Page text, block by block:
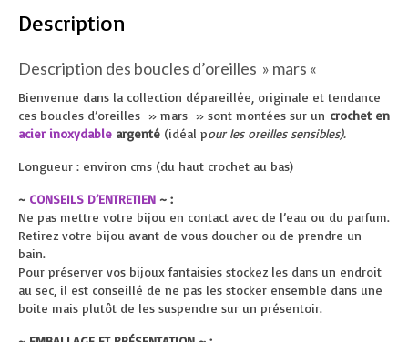
Description
Description des boucles d’oreilles » mars «
Bienvenue dans la collection dépareillée, originale et tendance
ces boucles d’oreilles » mars » sont montées sur un crochet en
acier inoxydable argenté (idéal pour les oreilles sensibles).
Longueur : environ cms (du haut crochet au bas)
~ CONSEILS D’ENTRETIEN ~ :
Ne pas mettre votre bijou en contact avec de l’eau ou du parfum.
Retirez votre bijou avant de vous doucher ou de prendre un
bain.
Pour préserver vos bijoux fantaisies stockez les dans un endroit
au sec, il est conseillé de ne pas les stocker ensemble dans une
boite mais plutôt de les suspendre sur un présentoir.